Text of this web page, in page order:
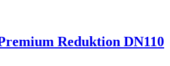
Reduktion DN110